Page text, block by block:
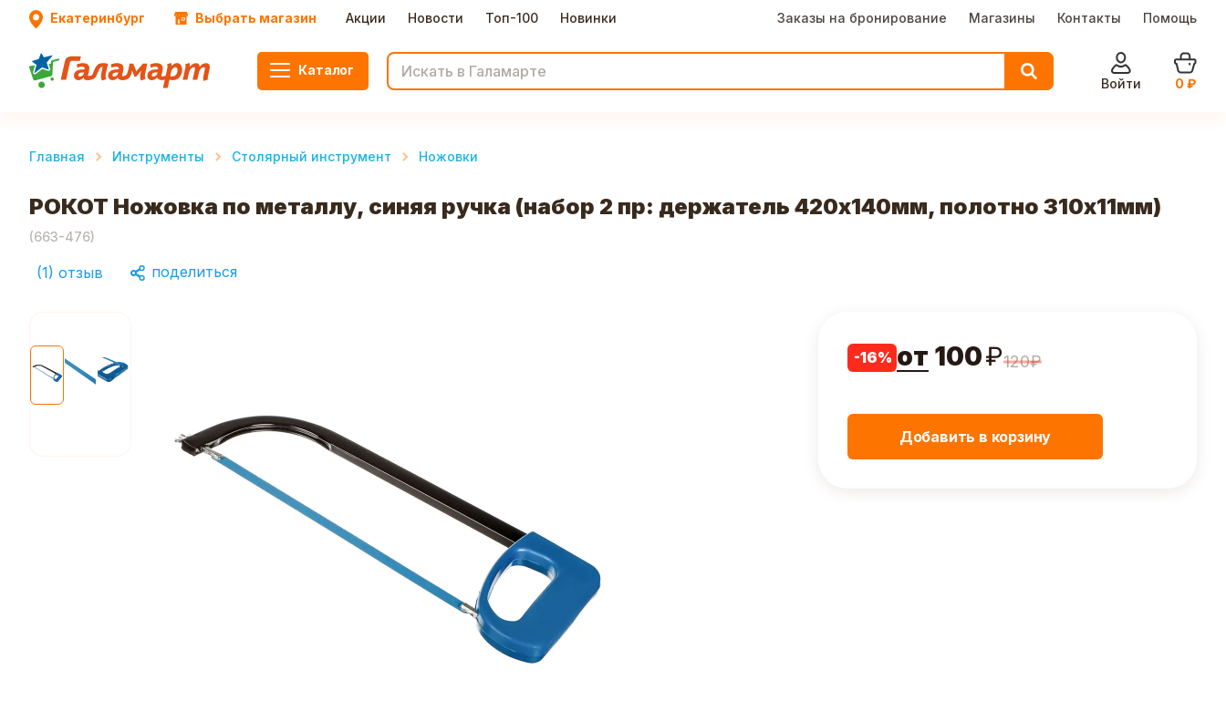
Екатеринбург Выбрать магазин Акции Новости Топ-100 Новинки Заказы на бронирование Магазины Контакты Помощь
Каталог
Войти
0 ₽
Главная Инструменты Столярный инструмент Ножовки
РОКОТ Ножовка по металлу, синяя ручка (набор 2 пр: держатель 420х140мм, полотно 310х11мм)
(663-476)
(1) отзыв поделиться
-16% от 100₽120₽
Добавить в корзину